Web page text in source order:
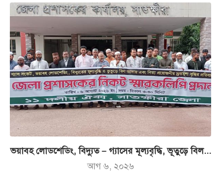
ভয়াবহ লোডশেডিং, বিদ্যুত – গ্যাসের মূল্যবৃদ্ধি, ভূতুড়ে বিল...
আগ ৬, ২০২৬